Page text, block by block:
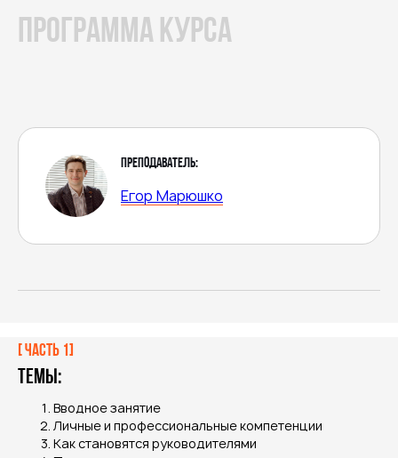
Преподаватель:
Егор Марюшко
программа курса
[ Часть 1]
Темы:
Вводное занятие
Личные и профессиональные компетенции
Как становятся руководителями